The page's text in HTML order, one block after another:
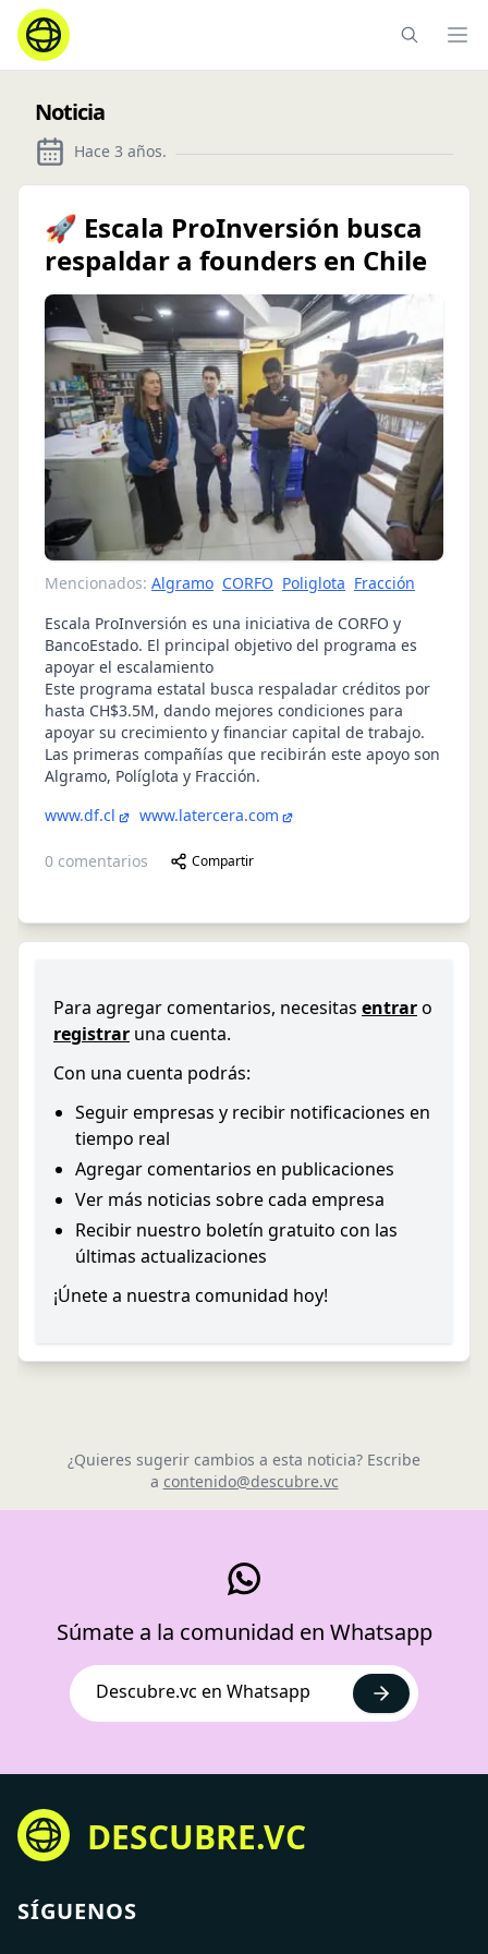
Noticia
Hace 3 años.
🚀 Escala ProInversión busca
respaldar a founders en Chile
Mencionados: Algramo CORFO Poliglota Fracción
Escala ProInversión es una iniciativa de CORFO y
BancoEstado. El principal objetivo del programa es
apoyar el escalamiento
Este programa estatal busca respaladar créditos por
hasta CH$3.5M, dando mejores condiciones para
apoyar su crecimiento y financiar capital de trabajo.
Las primeras compañías que recibirán este apoyo son
Algramo, Políglota y Fracción.
www.df.cl
www.latercera.com
0 comentarios Compartir
Para agregar comentarios, necesitas entraro
registrar una cuenta.
Con una cuenta podrás:
Seguir empresas y recibir notificaciones en
tiempo real
Agregar comentarios en publicaciones
Ver más noticias sobre cada empresa
Recibir nuestro boletín gratuito con las
últimas actualizaciones
¡Únete a nuestra comunidad hoy!
¿Quieres sugerir cambios a esta noticia? Escribe
a contenido@descubre.vc
Súmate a la comunidad en Whatsapp
Descubre.vc en Whatsapp
DESCUBRE.VC
SÍGUENOS